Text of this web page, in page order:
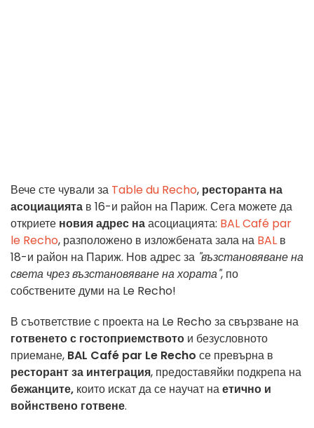
Вече сте чували за Table du Recho, ресторанта на
асоциацията в 16-и район на Париж. Сега можете да
откриете новия адрес наасоциацията: BAL Café par
le Recho, разположено в изложбената зала на BAL в
18-и район на Париж. Нов адрес за "възстановяване на
света чрез възстановяване на хората", по
собствените думи на Le Recho!
В съответствие с проекта на Le Recho за свързване на
готвенето с гостоприемството и безусловното
приемане, BAL Café par Le Recho се превърна в
ресторант за интеграция, предоставяйки подкрепа на
бежанците, които искат да се научат наетично и
войнствено готвене.